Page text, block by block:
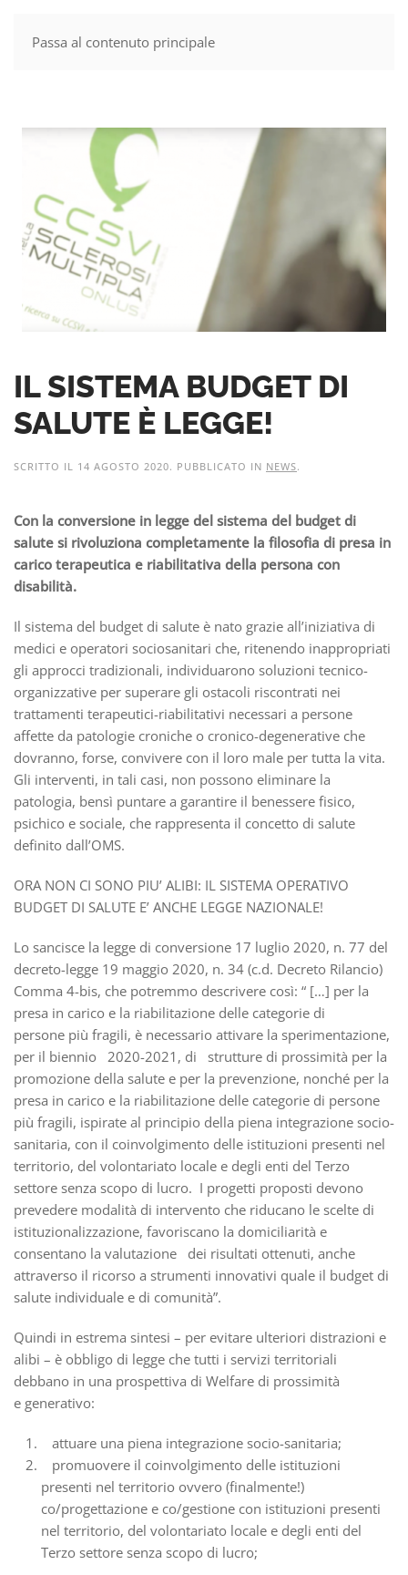
Passa al contenuto principale
MENU
IL SISTEMA BUDGET DI
SALUTE È LEGGE!
SCRITTO IL 14 AGOSTO 2020. PUBBLICATO IN NEWS.
Con la conversione in legge del sistema del budget di
salute si rivoluziona completamente la filosofia di presa in
carico terapeutica e riabilitativa della persona con
disabilità.
Il sistema del budget di salute è nato grazie all’iniziativa di
medici e operatori sociosanitari che, ritenendo inappropriati
gli approcci tradizionali, individuarono soluzioni tecnico-
organizzative per superare gli ostacoli riscontrati nei
trattamenti terapeutici-riabilitativi necessari a persone
affette da patologie croniche o cronico-degenerative che
dovranno, forse, convivere con il loro male per tutta la vita.
Gli interventi, in tali casi, non possono eliminare la
patologia, bensì puntare a garantire il benessere fisico,
psichico e sociale, che rappresenta il concetto di salute
definito dall’OMS.
ORA NON CI SONO PIU’ ALIBI: IL SISTEMA OPERATIVO
BUDGET DI SALUTE E’ ANCHE LEGGE NAZIONALE!
Lo sancisce la legge di conversione 17 luglio 2020, n. 77 del
decreto-legge 19 maggio 2020, n. 34 (c.d. Decreto Rilancio)
Comma 4-bis, che potremmo descrivere così: “ […] per la
presa in carico e la riabilitazione delle categorie di
persone più fragili, è necessario attivare la sperimentazione,
per il biennio 2020-2021, di strutture di prossimità per la
promozione della salute e per la prevenzione, nonché per la
presa in carico e la riabilitazione delle categorie di persone
più fragili, ispirate al principio della piena integrazione socio-
sanitaria, con il coinvolgimento delle istituzioni presenti nel
territorio, del volontariato locale e degli enti del Terzo
settore senza scopo di lucro. I progetti proposti devono
prevedere modalità di intervento che riducano le scelte di
istituzionalizzazione, favoriscano la domiciliarità e
consentano la valutazione dei risultati ottenuti, anche
attraverso il ricorso a strumenti innovativi quale il budget di
salute individuale e di comunità”.
Quindi in estrema sintesi – per evitare ulteriori distrazioni e
alibi – è obbligo di legge che tutti i servizi territoriali
debbano in una prospettiva di Welfare di prossimità
e generativo:
attuare una piena integrazione socio-sanitaria;
promuovere il coinvolgimento delle istituzioni
presenti nel territorio ovvero (finalmente!)
co/progettazione e co/gestione con istituzioni presenti
nel territorio, del volontariato locale e degli enti del
Terzo settore senza scopo di lucro;